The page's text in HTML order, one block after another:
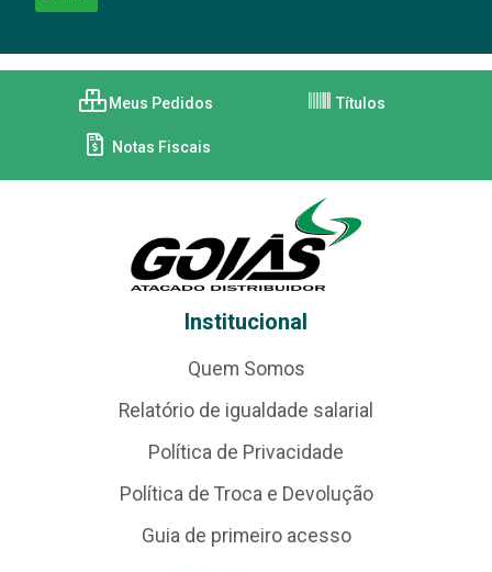
Meus Pedidos Títulos
Notas Fiscais
Institucional
Quem Somos
Relatório de igualdade salarial
Política de Privacidade
Política de Troca e Devolução
Guia de primeiro acesso